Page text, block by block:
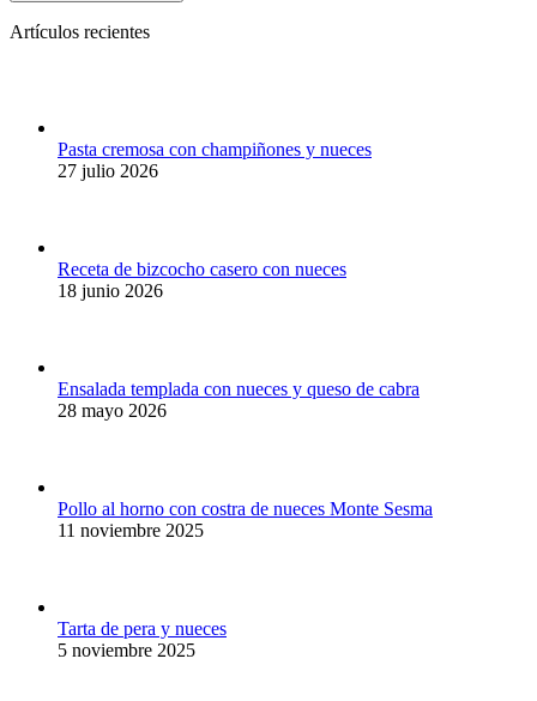
Artículos recientes
Pasta cremosa con champiñones y nueces
27 julio 2026
Receta de bizcocho casero con nueces
18 junio 2026
Ensalada templada con nueces y queso de cabra
28 mayo 2026
Pollo al horno con costra de nueces Monte Sesma
11 noviembre 2025
Tarta de pera y nueces
5 noviembre 2025